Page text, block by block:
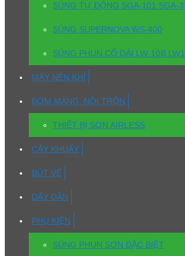
SÚNG TỰ ĐỘNG SGA-101 SGA-3
SÚNG SUPERNOVA WS-400
SÚNG PHUN CỔ DÀI LW-10B LW1
MÁY NÉN KHÍ
BƠM MÀNG, NỒI TRỘN
THIẾT BỊ SƠN AIRLESS
CÂY KHUẤY
BÚT VẼ
DÂY DẪN
PHỤ KIỆN
SÚNG PHUN SƠN ĐẶC BIỆT